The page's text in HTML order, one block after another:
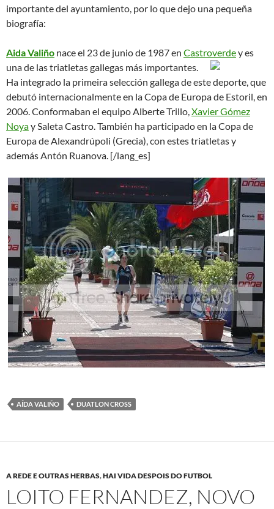
importante del ayuntamiento, por lo que dejo una pequeña
biografía:
Aida Valiño nace el 23 de junio de 1987 en Castroverdey es
una de las triatletas gallegas más importantes.
Ha integrado la primeira selección gallega de este deporte, que
debutó internacionalmente en la Copa de Europa de Estoril, en
2006. Conformaban el equipo Alberte Trillo,Xavier Gómez
Noyay Saleta Castro. También ha participado en la Copa de
Europa de Alexandrúpoli (Grecia), con estes triatletas y
además Antón Ruanova. [/lang_es]
AÍDA VALIÑO DUATLON CROSS
A REDE E OUTRAS HERBAS,HAI VIDA DESPOIS DO FUTBOL
LOITO FERNANDEZ, NOVO